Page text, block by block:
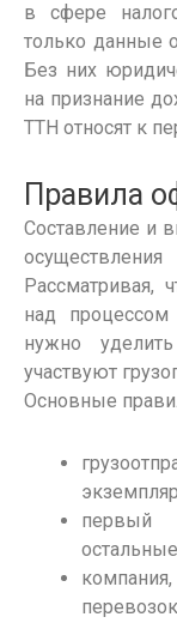
в сфере
только данные о
Без них
на признание
ТТН относят к
Правила
Составление и
осуществления
Рассматривая,
над процессом
нужно
участвуют
Основные
первый
остальные
перевозок